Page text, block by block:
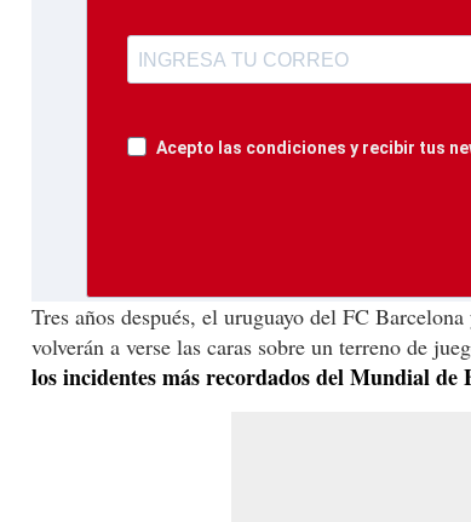
Acepto las condiciones y recibir tus
Tres años después, el uruguayo del FC
volverán a verse las caras sobre un terreno de
los incidentes más recordados del Mundial de